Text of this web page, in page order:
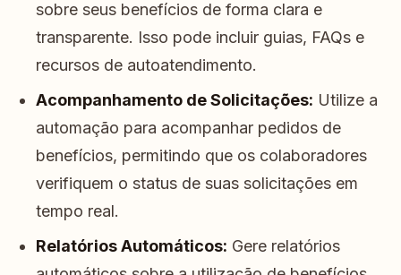
sobre seus benefícios de forma clara e
transparente. Isso pode incluir guias, FAQs e
recursos de autoatendimento.
Acompanhamento de Solicitações: Utilize a
automação para acompanhar pedidos de
benefícios, permitindo que os colaboradores
verifiquem o status de suas solicitações em
tempo real.
Relatórios Automáticos: Gere relatórios